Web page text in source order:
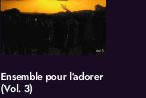
Ensemble pour l’adorer
(Vol. 3)